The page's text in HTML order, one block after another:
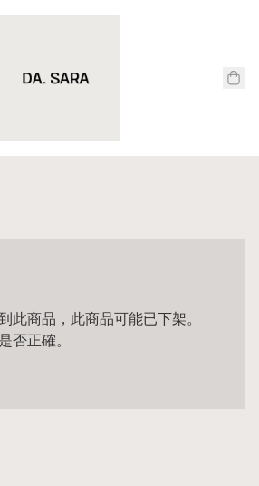
此商品，此商品可能已下架。
否正確。